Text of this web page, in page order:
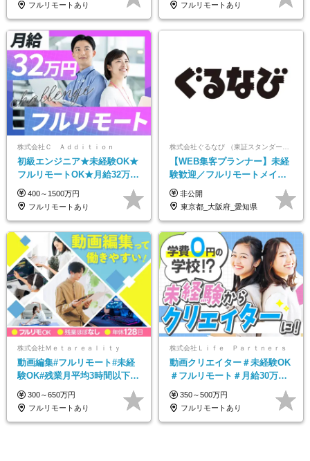
フルリモートあり
フルリモートあり
株式会社Ｃ Ａｄｄｉｔｉｏｎ
初級エンジニア★未経験OK★
フルリモートOK★月給32万円
～★残業月10h＆年休120日以
上★副業可
400～1500万円
フルリモートあり
【WEB集客プランナー】未経
験歓迎／フルリモートメイン
／プライム上場／土日祝休み
／東京・大阪・名古屋
非公開
東京都_大阪府_愛知県
株式会社Ｍｅｔａｒｅａｌｉｔｙ
動画編集#フルリモート#未経
験OK#残業月平均3時間以下#
土日祝休み#年休128日
300～650万円
フルリモートあり
株式会社Ｌｉｆｅ Ｐａｒｔｎｅｒｓ
動画クリエイター＃未経験OK
＃フルリモート＃月給30万～#
髪色・ネイル・服装自由#残業
少なめ#土日祝休み
350～500万円
フルリモートあり